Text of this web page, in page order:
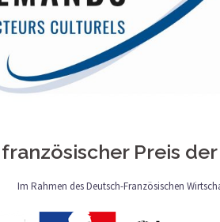
Preis
Im Rahmen des Deutsch-Französischen